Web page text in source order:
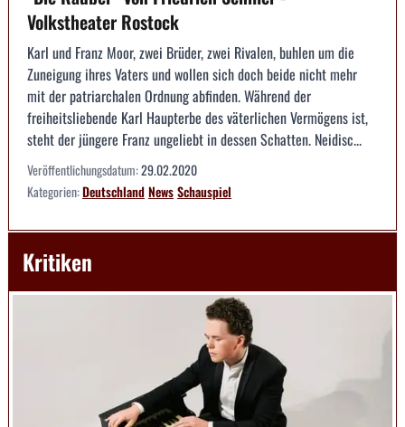
Volkstheater Rostock
Karl und Franz Moor, zwei Brüder, zwei Rivalen, buhlen um die
Zuneigung ihres Vaters und wollen sich doch beide nicht mehr
mit der patriarchalen Ordnung abfinden. Während der
freiheitsliebende Karl Haupterbe des väterlichen Vermögens ist,
steht der jüngere Franz ungeliebt in dessen Schatten. Neidisc...
Veröffentlichungsdatum:29.02.2020
Kategorien:DeutschlandNewsSchauspiel
Kritiken